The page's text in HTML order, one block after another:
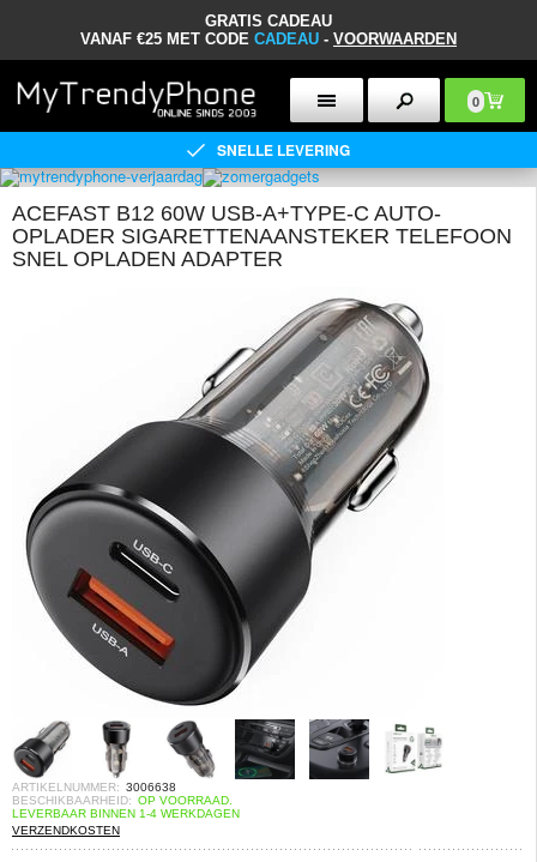
GRATIS CADEAU
VANAF €25 MET CODE CADEAU - VOORWAARDEN
0
SNELLE LEVERING
ACEFAST B12 60W USB-A+TYPE-C AUTO-
OPLADER SIGARETTENAANSTEKER TELEFOON
SNEL OPLADEN ADAPTER
ARTIKELNUMMER: 3006638
BESCHIKBAARHEID: OP VOORRAAD.
LEVERBAAR BINNEN 1-4 WERKDAGEN
VERZENDKOSTEN